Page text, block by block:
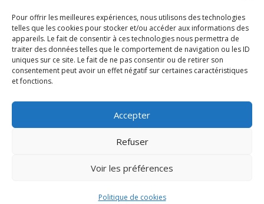
Pour offrir les meilleures expériences, nous utilisons des technologies
telles que les cookies pour stocker et/ou accéder aux informations des
appareils. Le fait de consentir à ces technologies nous permettra de
traiter des données telles que le comportement de navigation ou les ID
uniques sur ce site. Le fait de ne pas consentir ou de retirer son
consentement peut avoir un effet négatif sur certaines caractéristiques
et fonctions.
Accepter
Refuser
Voir les préférences
Politique de cookies
Copyright © 2026 Europe Martinique